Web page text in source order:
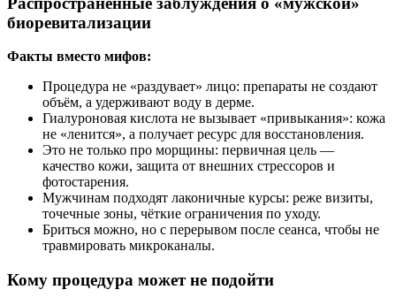
биоревитализации
Факты вместо мифов:
Процедура не «раздувает» лицо: препараты не создают
объём, а удерживают воду в дерме.
Гиалуроновая кислота не вызывает «привыкания»: кожа
не «ленится», а получает ресурс для восстановления.
Это не только про морщины: первичная цель —
качество кожи, защита от внешних стрессоров и
фотостарения.
Мужчинам подходят лаконичные курсы: реже визиты,
точечные зоны, чёткие ограничения по уходу.
Бриться можно, но с перерывом после сеанса, чтобы не
травмировать микроканалы.
Кому процедура может не подойти